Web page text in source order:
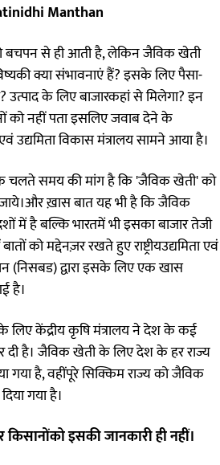
Manthan
बचपन से ही आती है, लेकिन जैविक खेती
क्या संभावनाएं हैं? इसके लिए पैसा-
उत्पाद के लिए बाजारकहां से मिलेगा? इन
को नहीं पता इसलिए जवाब देने के
उद्यमिता विकास मंत्रालय सामने आया है।
चलते समय की मांग है कि 'जैविक खेती' को
जाये।और ख़ास बात यह भी है कि जैविक
में है बल्कि भारतमें भी इसका बाजार तेजी
को मद्देनज़र रखते हुए राष्ट्रीयउद्यमिता एवं
(निसबड) द्वारा इसके लिए एक खास
है।
लिए केंद्रीय कृषि मंत्रालय ने देश के कई
है। जैविक खेती के लिए देश के हर राज्य
है, वहींपूरे सिक्किम राज्य को जैविक
गया है।
इसकी जानकारी ही नहीं।